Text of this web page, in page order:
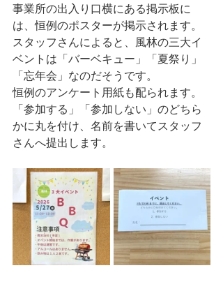
事業所の出入り口横にある掲示板に
は、恒例のポスターが掲示されます。
スタッフさんによると、風林の三大イ
ベントは「バーベキュー」「夏祭り」
「忘年会」なのだそうです。
恒例のアンケート用紙も配られます。
「参加する」「参加しない」のどちら
かに丸を付け、名前を書いてスタッフ
さんへ提出します。